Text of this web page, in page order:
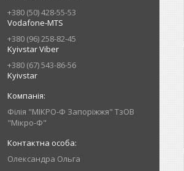
+380 (50) 428-55-53
Vodafone-MTS
+380 (96) 258-82-45
Kyivstar Viber
+380 (67) 543-86-56
Kyivstar
Філія "МІКРО-Ф Запоріжжя" ТзОВ
"Мікро-Ф"
Олександра Ольга